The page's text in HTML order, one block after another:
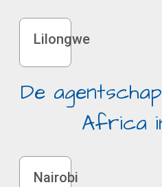
Lilongwe
De
Africa
Nairobi